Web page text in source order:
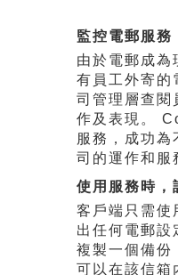
監控電郵服務
由於電郵成為
有員工外寄的
司管理層查閱
作及表現。
服務，成功
司的運作和服
使用服務時，
客戶端只需
出任何電郵設
複製一個備份
可以在該信箱